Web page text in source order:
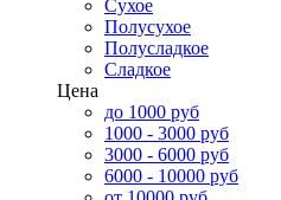
Сухое
Полусухое
Полусладкое
Сладкое
Цена
до 1000 руб
1000 - 3000 руб
3000 - 6000 руб
6000 - 10000 руб